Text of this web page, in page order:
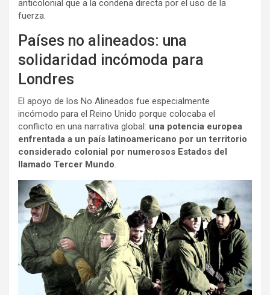
anticolonial que a la condena directa por el uso de la
fuerza.
Países no alineados: una
solidaridad incómoda para
Londres
El apoyo de los No Alineados fue especialmente
incómodo para el Reino Unido porque colocaba el
conflicto en una narrativa global: una potencia europea
enfrentada a un país latinoamericano por un territorio
considerado colonial por numerosos Estados del
llamado Tercer Mundo.